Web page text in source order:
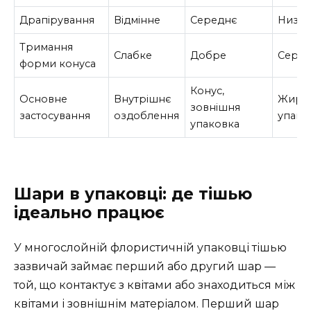
Драпірування Відмінне Середнє
Тримання
форми конуса
Слабке Добре
Основне
застосування
Внутрішнє
оздоблення
Конус,
зовнішня
упаковка
Шари в упаковці: де тішью
ідеально працює
У многослойній флористичній упаковці тішью
зазвичай займає перший або другий шар —
той, що контактує з квітами або знаходиться між
квітами і зовнішнім матеріалом. Перший шар